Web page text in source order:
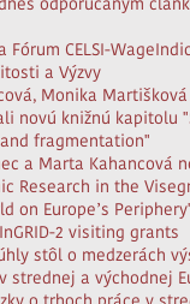
Fórum CELSI-
a Výzvy
Monika
novú knižnú kapitolu
fragmentation"
a Marta Kahancová
Research in the
on Europe’s
2 visiting grants
stôl o medzerách
strednej a východnej